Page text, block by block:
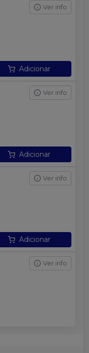
Ver info
Adicionar
Ver info
Adicionar
Ver info
Adicionar
Ver info